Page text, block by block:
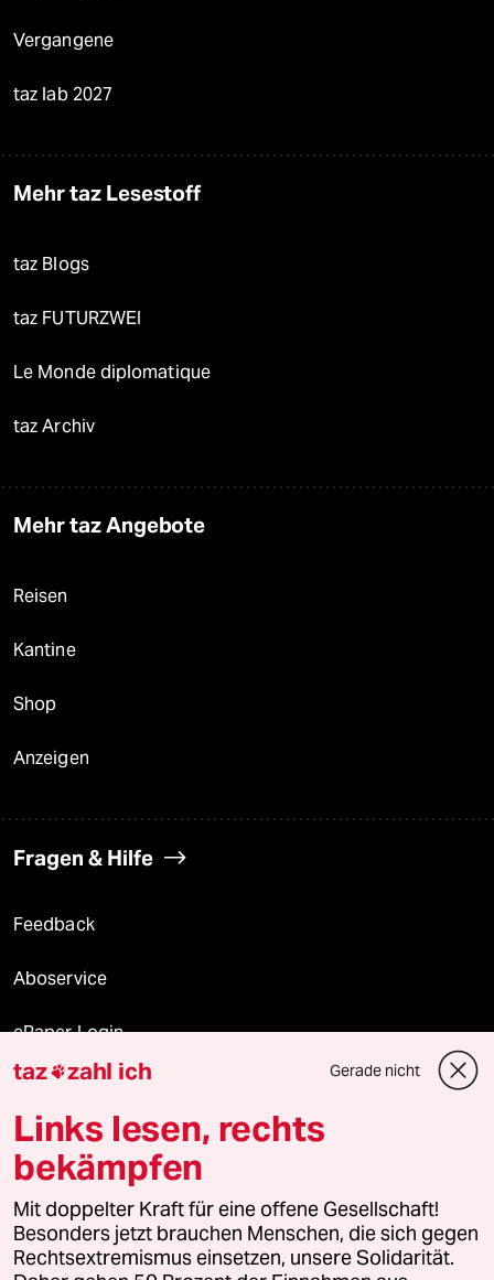
Vergangene
taz lab 2027
Mehr taz Lesestoff
taz Blogs
taz FUTURZWEI
Le Monde diplomatique
taz Archiv
Mehr taz Angebote
Reisen
Kantine
Shop
Anzeigen
Fragen & Hilfe
Feedback
Aboservice
ePaper Login
Downloads für Abonnierende
© 2026 taz Verlags und Vertriebs GmbH
Alle Rechte vorbehalten. Bei rechtlichen Fragen oder für Genehmigungen
wenden Sie sich bitte an
lizenzen@taz.de
taz zahl ich Gerade nicht
Links lesen, rechts
bekämpfen
Mit doppelter Kraft für eine offene Gesellschaft!
Besonders jetzt brauchen Menschen, die sich gegen
Rechtsextremismus einsetzen, unsere Solidarität.